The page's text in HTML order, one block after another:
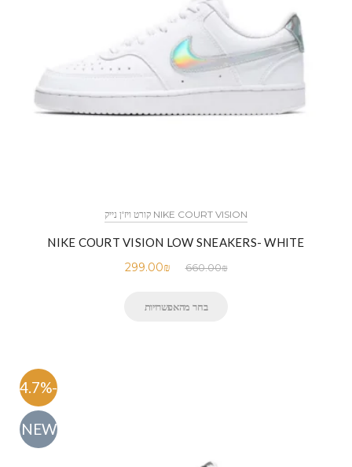
NIKE COURT VISION קורט ויז'ן נייק
NIKE COURT VISION LOW SNEAKERS- WHITE
660.00₪
299.00₪
בחר מהאפשרויות
-54.7%
NEW